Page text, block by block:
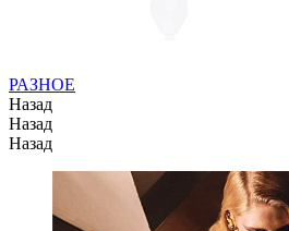
РАЗНОЕ
Назад
Назад
Назад